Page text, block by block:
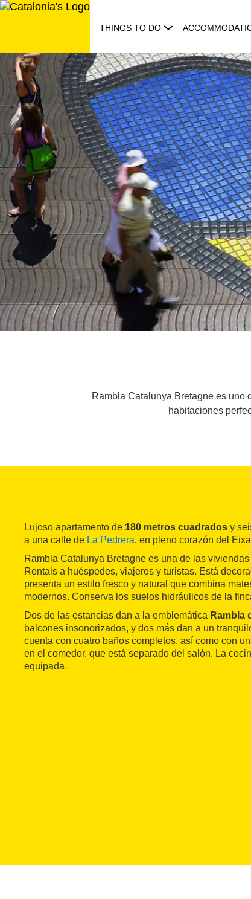
Skip
THINGS TO DO
Rambla Catalunya Bretagne es uno
habitaciones
Lujoso apartamento de 180 metros cuadrados y
a una calle de La Pedrera, en pleno corazón del
Rambla Catalunya Bretagne es una de las
Rentals a huéspedes, viajeros y turistas. Está
presenta un estilo fresco y natural que combina
modernos. Conserva los suelos hidráulicos de la
Dos de las estancias dan a la emblemática Rambla
balcones insonorizados, y dos más dan a un
cuenta con cuatro baños completos, así como con
en el comedor, que está separado del salón. La
equipada.